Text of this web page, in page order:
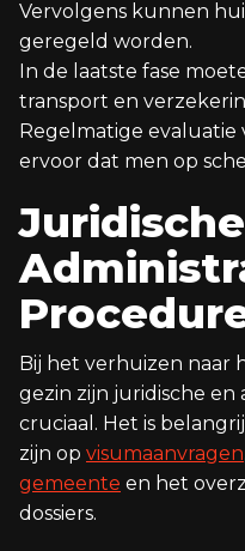
Vervolgens kunnen
geregeld worden.
In de laatste fase
transport en
Regelmatige
ervoor dat men op
Bij het verhuizen naar
gezin zijn juridische
cruciaal. Het is
zijn op visumaanvragen
gemeente en het
dossiers.